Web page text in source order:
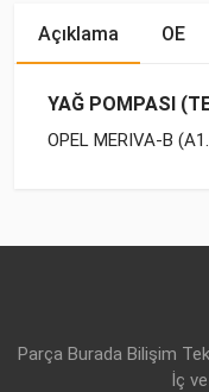
Açıklama OE
YAĞ POMPASI
OPEL MERIVA-B
Parça Burada Bilişim
İç